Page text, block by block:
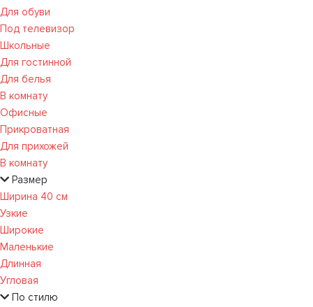
Для обуви
Под телевизор
Школьные
Для гостинной
Для белья
В комнату
Офисные
Прикроватная
Для прихожей
В комнату
Размер
Ширина 40 см
Узкие
Широкие
Маленькие
Длинная
Угловая
По стилю